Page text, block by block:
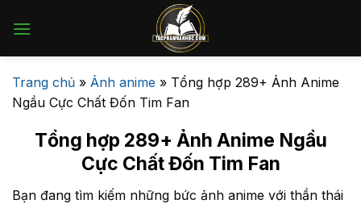
qua
Trang chủ » Ảnh anime » Tổng hợp 289+ Ảnh Anime
Ngầu Cực Chất Đốn Tim Fan
Tổng hợp 289+ Ảnh Anime Ngầu
Cực Chất Đốn Tim Fan
Bạn đang tìm kiếm những bức ảnh anime với thần thái